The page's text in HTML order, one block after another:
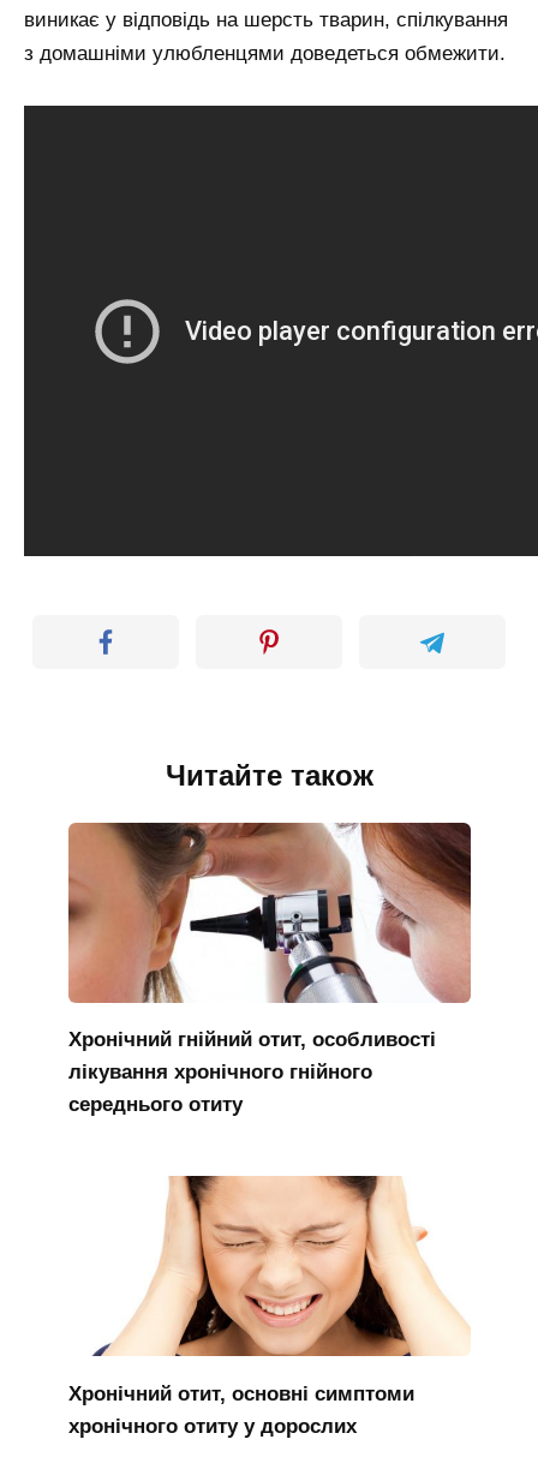
виникає у відповідь на шерсть тварин, спілкування
з домашніми улюбленцями доведеться обмежити.
Читайте також
Хронічний гнійний отит, особливості
лікування хронічного гнійного
середнього отиту
Хронічний отит, основні симптоми
хронічного отиту у дорослих